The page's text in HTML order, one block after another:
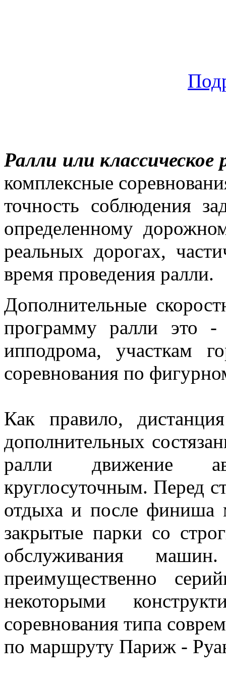
Ралли или классическое
комплексные
точность соблюдения
определенному
реальных дорогах,
время проведения ралли.
Дополнительные
программу ралли это
ипподрома, участкам
соревнования по
Как правило,
дополнительных
ралли движение
круглосуточным. Перед
отдыха и после финиша
закрытые парки со
обслуживания
преимущественно
некоторыми
соревнования типа
по маршруту Париж -